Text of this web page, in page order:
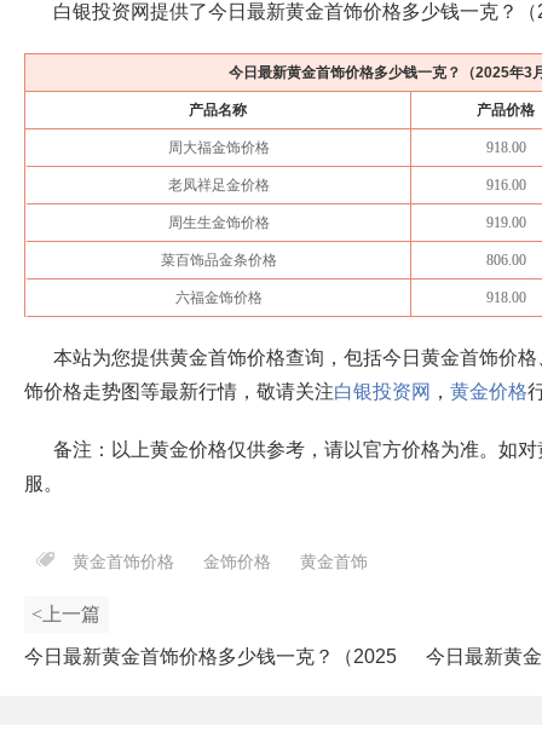
白银投资网提供了今日最新黄金首饰价格多少钱一克？（
今日最新黄金首饰价格多少钱一克？（2025年3
产品名称 产品价格
周大福金饰价格 918.00
老凤祥足金价格 916.00
周生生金饰价格 919.00
菜百饰品金条价格 806.00
六福金饰价格 918.00
本站为您提供黄金首饰价格查询，包括今日黄金首饰价
饰价格走势图等最新行情，敬请关注白银投资网 ， 黄金价格
备注：以上黄金价格仅供参考，请以官方价格为准。如
服。
黄金首饰价格 金饰价格 黄金首饰
<上一篇
今日最新黄金首饰价格多少钱一克？（2025 今日最新黄